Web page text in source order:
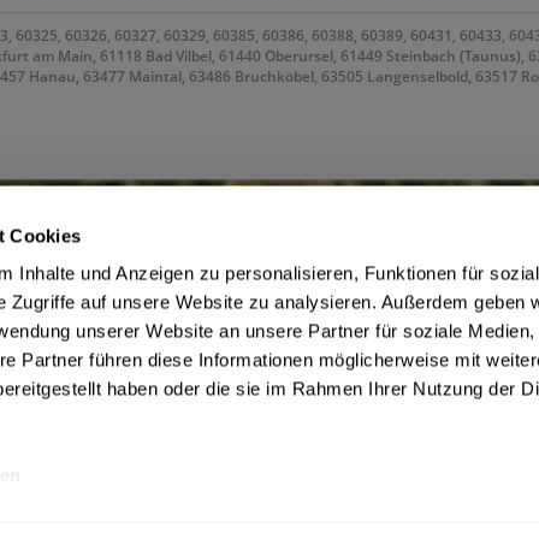
Cookies
Inhalte und Anzeigen zu personalisieren, Funktionen für
Zugriffe auf unsere Website zu analysieren. Außerdem geben
unserer Website an unsere Partner für soziale Medien,
Partner führen diese Informationen möglicherweise mit
haben oder die sie im Rahmen Ihrer Nutzung der
60325, 60326, 60327, 60329, 60385, 60386, 60388, 60389, 60431, 60433,
am Main, 61118 Bad Vilbel, 61440 Oberursel, 61449 Steinbach (Taunus),
Hanau, 63477 Maintal, 63486 Bruchköbel, 63505 Langenselbold, 63517
Jugendschutz
Frankfurt
Getränkelieferant
Widerrufsrecht
Datenschutz Drink now
AGB Drink now